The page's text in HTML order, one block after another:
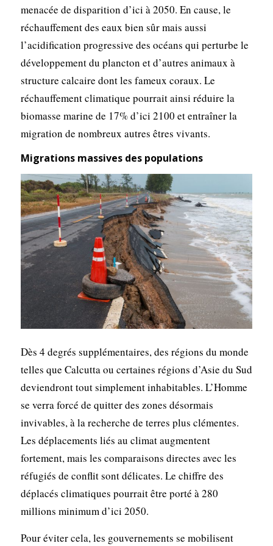
menacée de disparition d’ici à 2050. En cause, le
réchauffement des eaux bien sûr mais aussi
l’acidification progressive des océans qui perturbe le
développement du plancton et d’autres animaux à
structure calcaire dont les fameux coraux. Le
réchauffement climatique pourrait ainsi réduire la
biomasse marine de 17% d’ici 2100 et entraîner la
migration de nombreux autres êtres vivants.
Migrations massives des populations
Dès 4 degrés supplémentaires, des régions du monde
telles que Calcutta ou certaines régions d’Asie du Sud
deviendront tout simplement inhabitables. L’Homme
se verra forcé de quitter des zones désormais
invivables, à la recherche de terres plus clémentes.
Les déplacements liés au climat augmentent
fortement, mais les comparaisons directes avec les
réfugiés de conflit sont délicates. Le chiffre des
déplacés climatiques pourrait être porté à 280
millions minimum d’ici 2050.
Pour éviter cela, les gouvernements se mobilisent